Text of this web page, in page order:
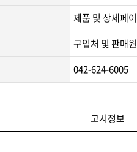
제품 및 상세페
구입처 및 판매원
042-624-6005
고시정보